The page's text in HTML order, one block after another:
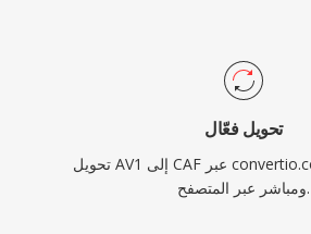
تحويل فعّال
تحويل AV1 إلى CAF عبر convertio.co — سريع وآمن
ومباشر عبر المتصفح.